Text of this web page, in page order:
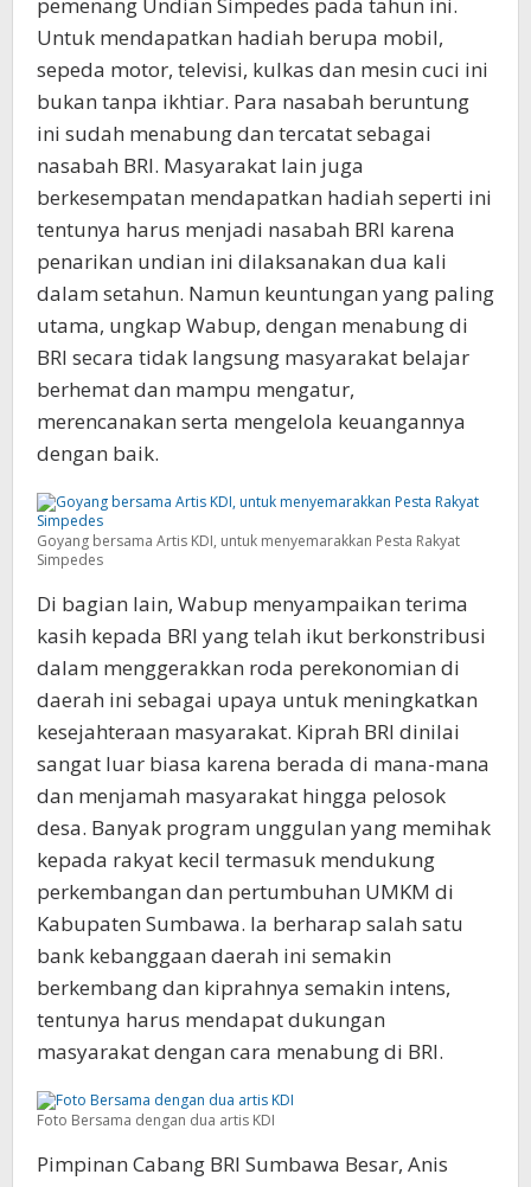
Untuk mendapatkan hadiah berupa mobil,
sepeda motor, televisi, kulkas dan mesin cuci ini
bukan tanpa ikhtiar. Para nasabah beruntung
ini sudah menabung dan tercatat sebagai
nasabah BRI. Masyarakat lain juga
berkesempatan mendapatkan hadiah seperti ini
tentunya harus menjadi nasabah BRI karena
penarikan undian ini dilaksanakan dua kali
dalam setahun. Namun keuntungan yang paling
utama, ungkap Wabup, dengan menabung di
BRI secara tidak langsung masyarakat belajar
berhemat dan mampu mengatur,
merencanakan serta mengelola keuangannya
dengan baik.
Goyang bersama Artis KDI, untuk menyemarakkan Pesta Rakyat
Simpedes
Di bagian lain, Wabup menyampaikan terima
kasih kepada BRI yang telah ikut berkonstribusi
dalam menggerakkan roda perekonomian di
daerah ini sebagai upaya untuk meningkatkan
kesejahteraan masyarakat. Kiprah BRI dinilai
sangat luar biasa karena berada di mana-mana
dan menjamah masyarakat hingga pelosok
desa. Banyak program unggulan yang memihak
kepada rakyat kecil termasuk mendukung
perkembangan dan pertumbuhan UMKM di
Kabupaten Sumbawa. Ia berharap salah satu
bank kebanggaan daerah ini semakin
berkembang dan kiprahnya semakin intens,
tentunya harus mendapat dukungan
masyarakat dengan cara menabung di BRI.
Foto Bersama dengan dua artis KDI
Pimpinan Cabang BRI Sumbawa Besar, Anis